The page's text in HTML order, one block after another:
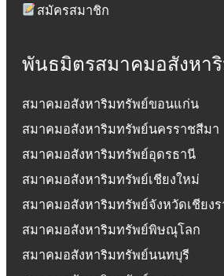
สมัครสมาชิก
พันธมิตรสมาคมอสังหา
สมาคมอสังหาริมทรัพย์ขอนแก่น
สมาคมอสังหาริมทรัพย์นครราชสีมา
สมาคมอสังหาริมทรัพย์อุดรธานี
สมาคมอสังหาริมทรัพย์เชียงใหม่
สมาคมอสังหาริมทรัพย์จังหวัดเชียงร
สมาคมอสังหาริมทรัพย์พิษณุโลก
สมาคมอสังหาริมทรัพย์นนทบุรี